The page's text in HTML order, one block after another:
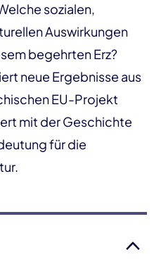
sozialen,
Auswirkungen
begehrten Erz?
neue Ergebnisse aus
EU-Projekt
mit der Geschichte
für die